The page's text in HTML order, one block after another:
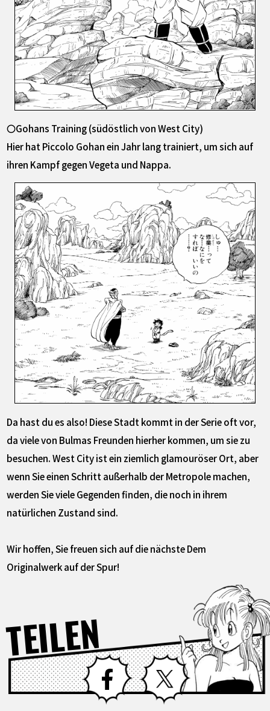
〇Gohans Training (südöstlich von West City)
Hier hat Piccolo Gohan ein Jahr lang trainiert, um sich auf
ihren Kampf gegen Vegeta und Nappa.
Da hast du es also! Diese Stadt kommt in der Serie oft vor,
da viele von Bulmas Freunden hierher kommen, um sie zu
besuchen. West City ist ein ziemlich glamouröser Ort, aber
wenn Sie einen Schritt außerhalb der Metropole machen,
werden Sie viele Gegenden finden, die noch in ihrem
natürlichen Zustand sind.
Wir hoffen, Sie freuen sich auf die nächste Dem
Originalwerk auf der Spur!
TEILEN Facebook X